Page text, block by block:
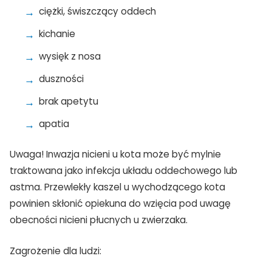
ciężki, świszczący oddech
kichanie
wysięk z nosa
duszności
brak apetytu
apatia
Uwaga! Inwazja nicieni u kota może być mylnie
traktowana jako infekcja układu oddechowego lub
astma. Przewlekły kaszel u wychodzącego kota
powinien skłonić opiekuna do wzięcia pod uwagę
obecności nicieni płucnych u zwierzaka.
Zagrożenie dla ludzi: